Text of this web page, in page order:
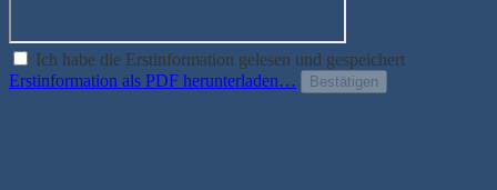
Ich habe die Erstinformation gelesen und gespeichert
Erstinformation als PDF herunterladen…
Bestätigen